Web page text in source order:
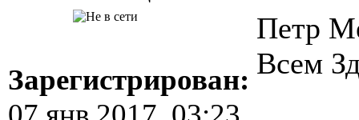
Зарегистрирован:
Петр
Всем